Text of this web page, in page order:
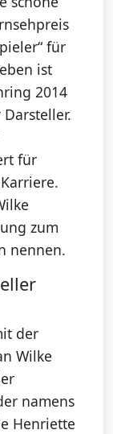
für
ist
2014
für
zum
nennen.
der
Wilke
namens
Henriette